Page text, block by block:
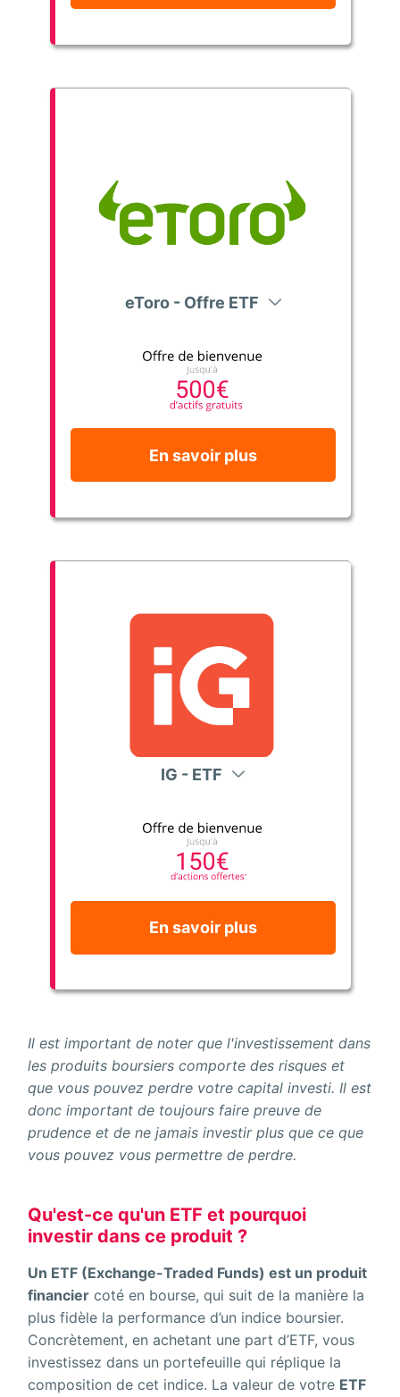
eToro - Offre ETF
En savoir plus
IG - ETF
En savoir plus
Il est important de noter que l'investissement dans
les produits boursiers comporte des risques et
que vous pouvez perdre votre capital investi. Il est
donc important de toujours faire preuve de
prudence et de ne jamais investir plus que ce que
vous pouvez vous permettre de perdre.
Qu'est-ce qu'un ETF et pourquoi
investir dans ce produit ?
Un ETF (Exchange-Traded Funds) est un produit
financier coté en bourse, qui suit de la manière la
plus fidèle la performance d’un indice boursier.
Concrètement, en achetant une part d’ETF, vous
investissez dans un portefeuille qui réplique la
composition de cet indice. La valeur de votre ETF